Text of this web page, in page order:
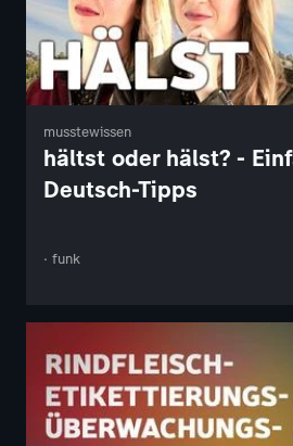
musstewissen
hältst oder hälst? -
Deutsch-Tipps
· funk